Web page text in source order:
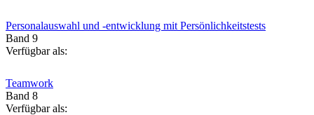
Personalauswahl und -entwicklung mit Persönlichkeitstests
Band 9
Verfügbar als:
Teamwork
Band 8
Verfügbar als: